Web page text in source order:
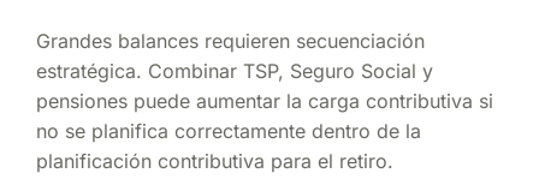
Grandes balances requieren secuenciación
estratégica. Combinar TSP, Seguro Social y
pensiones puede aumentar la carga contributiva si
no se planifica correctamente dentro de la
planificación contributiva para el retiro.